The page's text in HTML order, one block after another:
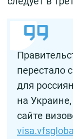
перестало
для
на
сайте